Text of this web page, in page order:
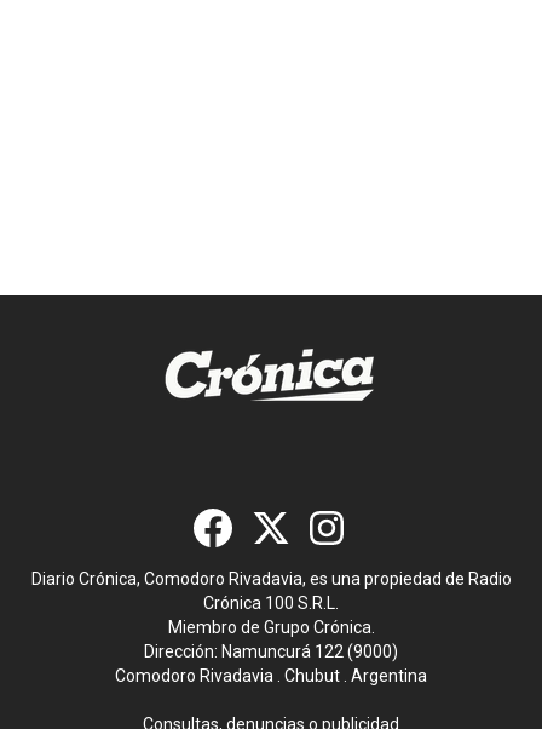
Diario Crónica, Comodoro Rivadavia, es una propiedad de Radio
Crónica 100 S.R.L.
Miembro de Grupo Crónica.
Dirección: Namuncurá 122 (9000)
Comodoro Rivadavia . Chubut . Argentina
Consultas, denuncias o publicidad